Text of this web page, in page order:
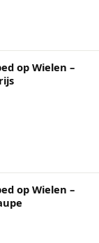
op Wielen –
op Wielen –